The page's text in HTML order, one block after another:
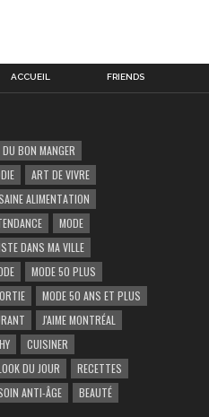
ACCUEIL FRIENDS
DU BON MANGER
ART DE VIVRE
ALIMENTATION
MODE
DANS MA VILLE
MODE 50 PLUS
MODE 50 ANS ET PLUS
J'AIME MONTRÉAL
CUISINER
DU JOUR
RECETTES
ANTI-ÂGE BEAUTÉ